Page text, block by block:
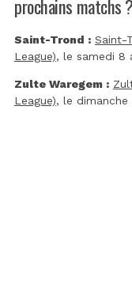
prochains matchs ?
Saint-Trond : Saint-
League), le samedi 8
Zulte Waregem :
League), le